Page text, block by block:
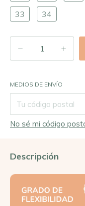
33
34
Entregas para el CP:
MEDIOS DE ENVÍO
No sé mi código
Descripción